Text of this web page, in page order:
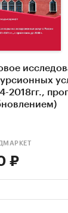
2018гг.,
₽